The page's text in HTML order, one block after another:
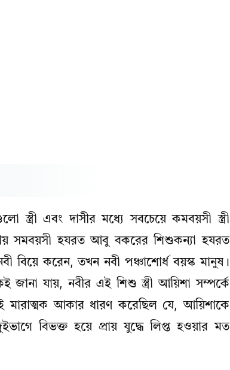
স্ত্রী এবং দাসীর মধ্যে সবচেয়ে কমবয়সী স্ত্রী
সমবয়সী হযরত আবু বকরের শিশুকন্যা হযরত
বিয়ে করেন, তখন নবী পঞ্চাশোর্ধ বয়স্ক মানুষ।
জানা যায়, নবীর এই শিশু স্ত্রী আয়িশা সম্পর্কে
মারাত্মক আকার ধারণ করেছিল যে, আয়িশাকে
বিভক্ত হয়ে প্রায় যুদ্ধে লিপ্ত হওয়ার মত